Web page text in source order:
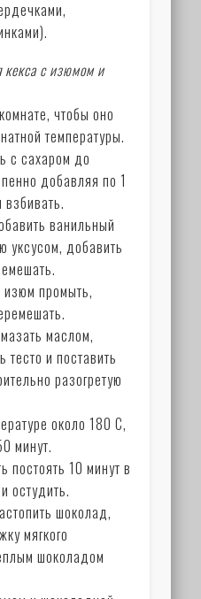
кекса с изюмом и
чтобы оно
температуры.
с сахаром до
добавляя по 1
ванильный
уксусом, добавить
изюм промыть,
маслом,
и поставить
разогретую
около 180 С,
минут.
постоять 10 минут в
остудить.
шоколад,
мягкого
шоколадом